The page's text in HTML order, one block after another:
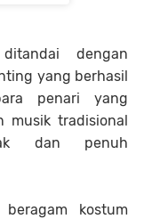
dengan
yang berhasil
penari yang
musik tradisional
dan penuh
kostum